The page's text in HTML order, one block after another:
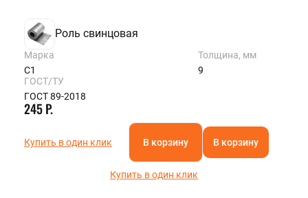
Роль свинцовая
Марка
С1
Толщина, мм
9
ГОСТ/ТУ
ГОСТ 89-2018
245 Р.
Купить в один клик В корзину В корзину
Купить в один клик